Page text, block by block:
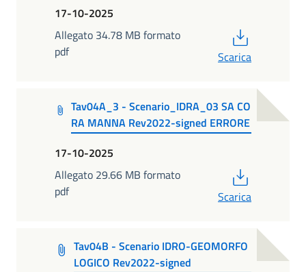
17-10-2025
Allegato 34.78 MB formato
pdf
Scarica
Tav04A_3 - Scenario_IDRA_03 SA CO
RA MANNA Rev2022-signed ERRORE
17-10-2025
Allegato 29.66 MB formato
pdf
Scarica
Tav04B - Scenario IDRO-GEOMORFO
LOGICO Rev2022-signed